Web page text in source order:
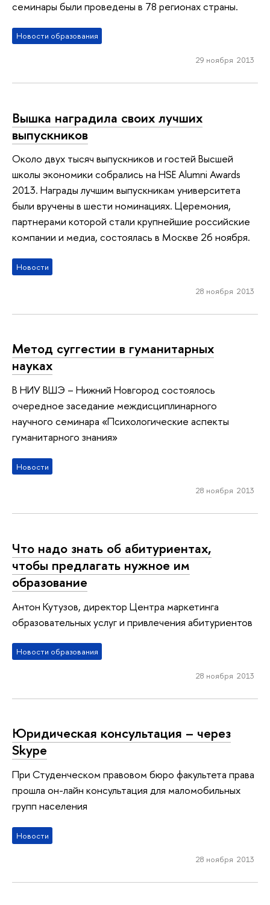
семинары были проведены в 78 регионах страны.
Новости образования
29 ноября 2013
Вышка наградила своих лучших
выпускников
Около двух тысяч выпускников и гостей Высшей
школы экономики собрались на HSE Alumni Awards
2013. Награды лучшим выпускникам университета
были вручены в шести номинациях. Церемония,
партнерами которой стали крупнейшие российские
компании и медиа, состоялась в Москве 26 ноября.
Новости
28 ноября 2013
Метод суггестии в гуманитарных
науках
В НИУ ВШЭ – Нижний Новгород состоялось
очередное заседание междисциплинарного
научного семинара «Психологические аспекты
гуманитарного знания»
Новости
28 ноября 2013
Что надо знать об абитуриентах,
чтобы предлагать нужное им
образование
Антон Кутузов, директор Центра маркетинга
образовательных услуг и привлечения абитуриентов
Новости образования
28 ноября 2013
Юридическая консультация – через
Skype
При Студенческом правовом бюро факультета права
прошла он-лайн консультация для маломобильных
групп населения
Новости
28 ноября 2013